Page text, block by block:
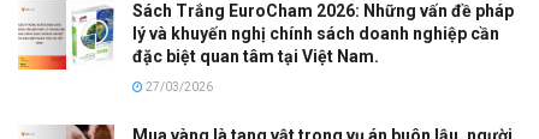
Sách Trắng EuroCham 2026: Những vấn đề pháp
lý và khuyến nghị chính sách doanh nghiệp cần
đặc biệt quan tâm tại Việt Nam.
27/03/2026